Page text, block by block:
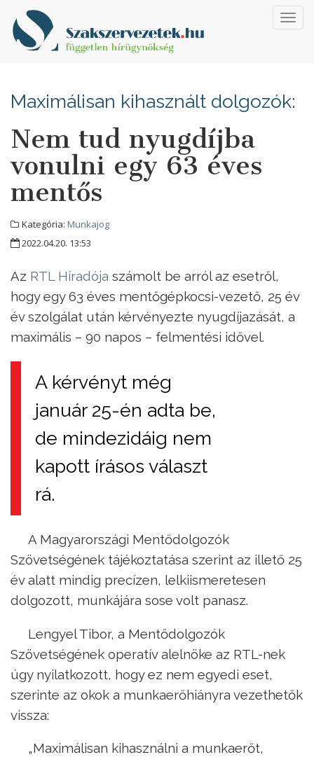
Maximálisan kihasznált dolgozók:
Nem tud nyugdíjba
vonulni egy 63 éves
mentős
Kategória: Munkajog
2022.04.20. 13:53
Az RTL Híradója számolt be arról az esetről,
hogy egy 63 éves mentőgépkocsi-vezető, 25 év
év szolgálat után kérvényezte nyugdíjazását, a
maximális – 90 napos – felmentési idővel.
A kérvényt még
január 25-én adta be,
de mindezidáig nem
kapott írásos választ
rá.
A Magyarországi Mentődolgozók
Szövetségének tájékoztatása szerint az illető 25
év alatt mindig precízen, lelkiismeretesen
dolgozott, munkájára sose volt panasz.
Lengyel Tibor, a Mentődolgozók
Szövetségének operatív alelnöke az RTL-nek
úgy nyilatkozott, hogy ez nem egyedi eset,
szerinte az okok a munkaerőhiányra vezethetők
vissza:
„Maximálisan kihasználni a munkaerőt,